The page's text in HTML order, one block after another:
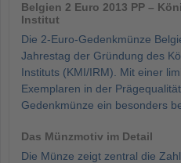
Belgien 2 Euro 2013 PP –
Institut
Die 2-Euro-Gedenkmünze
Jahrestag der Gründung des
Instituts (KMI/IRM). Mit einer
Exemplaren in der
Gedenkmünze ein besonders
Das Münzmotiv im Detail
Die Münze zeigt zentral die